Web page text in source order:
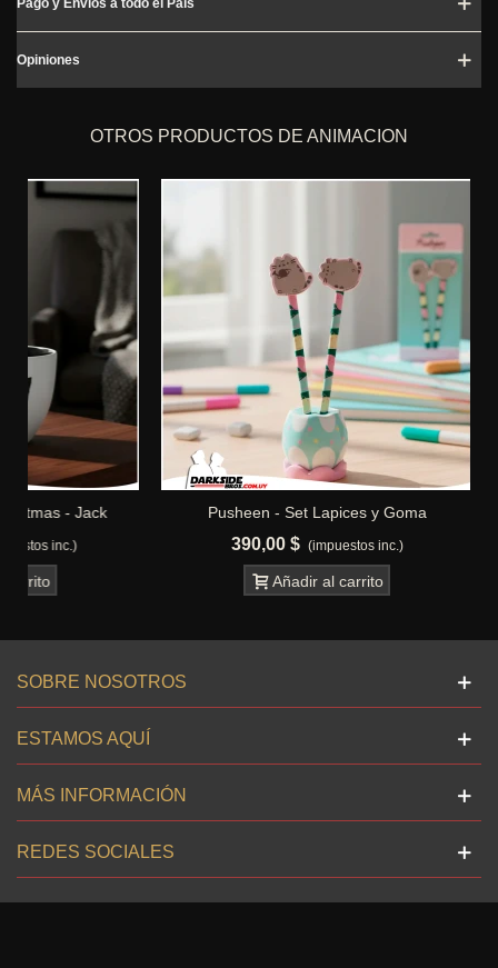
Pago y Envíos a todo el País
Opiniones
OTROS PRODUCTOS DE ANIMACION
Pusheen - Set Lapices y Goma
(impuestos inc.)
Añadir al carrito
Lilo &
SOBRE NOSOTROS
ESTAMOS AQUÍ
MÁS INFORMACIÓN
REDES SOCIALES